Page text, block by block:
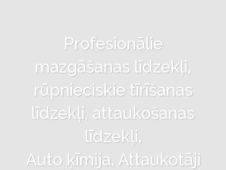
Profesionālie
mazgāšanas līdzekļi,
rūpnieciskie tīrīšanas
līdzekļi, attaukošanas
līdzekļi,
Auto ķīmija, Attaukotāji